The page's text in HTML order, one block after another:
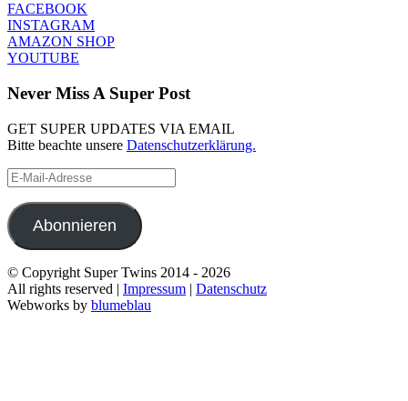
FACEBOOK
INSTAGRAM
AMAZON SHOP
YOUTUBE
Never Miss A Super Post
GET SUPER UPDATES VIA EMAIL
Bitte beachte unsere Datenschutzerklärung.
E-
Mail-
Adresse
Abonnieren
© Copyright Super Twins 2014 - 2026
All rights reserved | Impressum | Datenschutz
Webworks by blumeblau